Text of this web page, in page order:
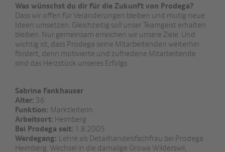
Was wünschst du dir für die Zukunft von Prodega?
Dass wir offen für Veränderungen bleiben und mutig neue
Ideen umsetzen. Gleichzeitig soll unser Teamgeist erhalten
bleiben. Nur gemeinsam erreichen wir unsere Ziele. Und
wichtig ist, dass Prodega seine Mitarbeitenden weiterhin
fördert, denn motivierte und zufriedene Mitarbeitende
sind das Herzstück unseres Erfolgs.
Sabrina Fankhauser
Alter: 36
Funktion: Marktleiterin
Arbeitsort: Heimberg
Bei Prodega seit: 1.8.2005
Werdegang: Lehre als Detailhandelsfachfrau bei Prodega
Heimberg. Wechsel in die damalige Growa Wilderswil,